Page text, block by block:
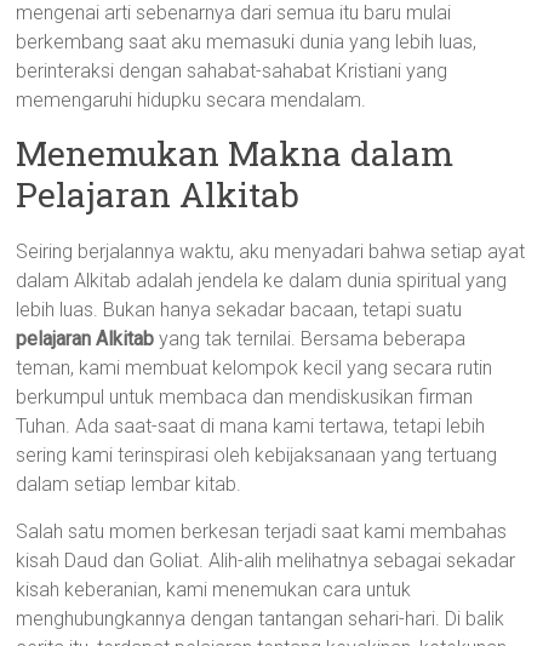
mengenai arti sebenarnya dari semua itu baru mulai
berkembang saat aku memasuki dunia yang lebih luas,
berinteraksi dengan sahabat-sahabat Kristiani yang
memengaruhi hidupku secara mendalam.
Menemukan Makna dalam
Pelajaran Alkitab
Seiring berjalannya waktu, aku menyadari bahwa setiap ayat
dalam Alkitab adalah jendela ke dalam dunia spiritual yang
lebih luas. Bukan hanya sekadar bacaan, tetapi suatu
pelajaran Alkitab yang tak ternilai. Bersama beberapa
teman, kami membuat kelompok kecil yang secara rutin
berkumpul untuk membaca dan mendiskusikan firman
Tuhan. Ada saat-saat di mana kami tertawa, tetapi lebih
sering kami terinspirasi oleh kebijaksanaan yang tertuang
dalam setiap lembar kitab.
Salah satu momen berkesan terjadi saat kami membahas
kisah Daud dan Goliat. Alih-alih melihatnya sebagai sekadar
kisah keberanian, kami menemukan cara untuk
menghubungkannya dengan tantangan sehari-hari. Di balik